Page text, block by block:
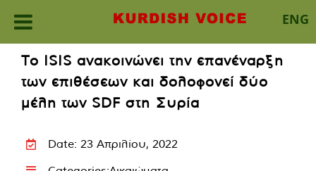
ENG
content
Το ISIS ανακοινώνει την επανέναρξη
των επιθέσεων και δολοφονεί δύο
μέλη των SDF στη Συρία
Date: 23 Απριλίου, 2022